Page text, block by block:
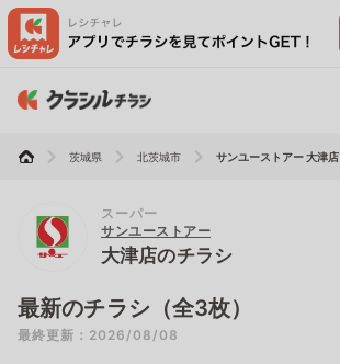
茨城県 北茨城市 サンユーストアー 大津店
スーパー
サンユーストアー
大津店のチラシ
最新のチラシ（全3枚）
最終更新：2026/08/08